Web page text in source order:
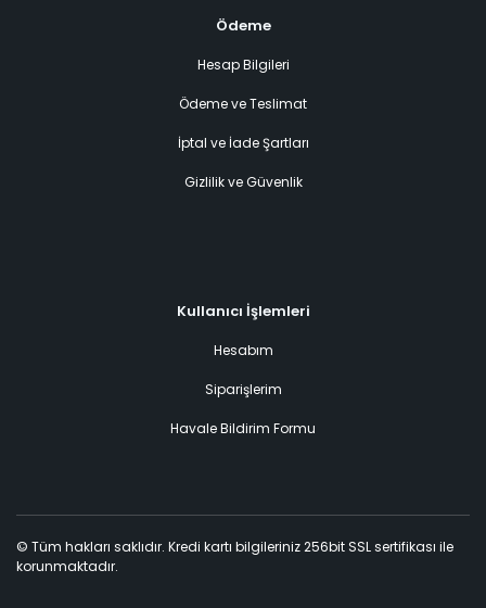
Ödeme
Hesap Bilgileri
Ödeme ve Teslimat
İptal ve İade Şartları
Gizlilik ve Güvenlik
Kullanıcı İşlemleri
Hesabım
Siparişlerim
Havale Bildirim Formu
© Tüm hakları saklıdır. Kredi kartı bilgileriniz 256bit SSL sertifikası ile
korunmaktadır.